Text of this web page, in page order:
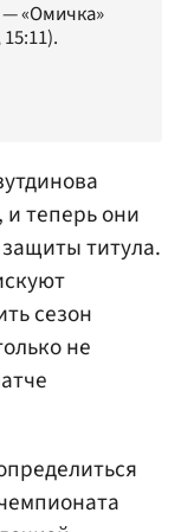
— «Омичка»
и теперь они
титула.
сезон
не